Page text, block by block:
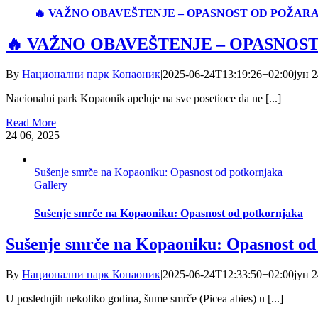
🔥 VAŽNO OBAVEŠTENJE – OPASNOST OD POŽARA
🔥 VAŽNO OBAVEŠTENJE –
By Национални парк Копаоник|2025-06-24T13:19:26+02:00јун
Nacionalni park Kopaonik apeluje na sve posetioce da ne [...]
Read More
24 06, 2025
Sušenje smrče na Kopaoniku: Opasnost od potkornjaka
Gallery
Sušenje smrče na Kopaoniku: Opasnost od potkornjaka
Sušenje smrče na Kopaoniku: Opasnost
By Национални парк Копаоник|2025-06-24T12:33:50+02:00јун
U poslednjih nekoliko godina, šume smrče (Picea abies) u [...]